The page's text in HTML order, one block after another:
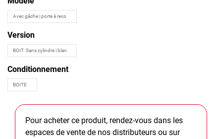
Version
Conditionnement
Pour acheter ce produit, rendez-vous dans les
espaces de vente de nos distributeurs ou sur